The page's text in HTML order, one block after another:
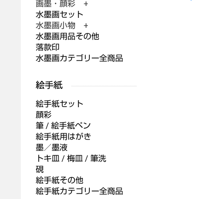
画墨・顔彩 +
水墨画セット
水墨画小物 +
水墨画用品その他
落款印
水墨画カテゴリー全商品
絵手紙セット
顔彩
筆 / 絵手紙ペン
絵手紙用はがき
墨／墨液
トキ皿 / 梅皿 / 筆洗
硯
絵手紙その他
絵手紙カテゴリー全商品